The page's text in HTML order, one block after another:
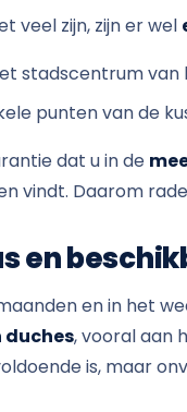
veel zijn, zijn er wel
stadscentrum van
punten van de
dat u in de
vindt. Daarom
en
en in het
, vooral aan
is, maar